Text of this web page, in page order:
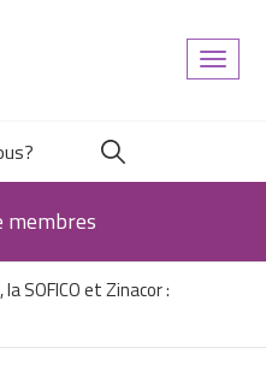
membres
SOFICO et Zinacor :